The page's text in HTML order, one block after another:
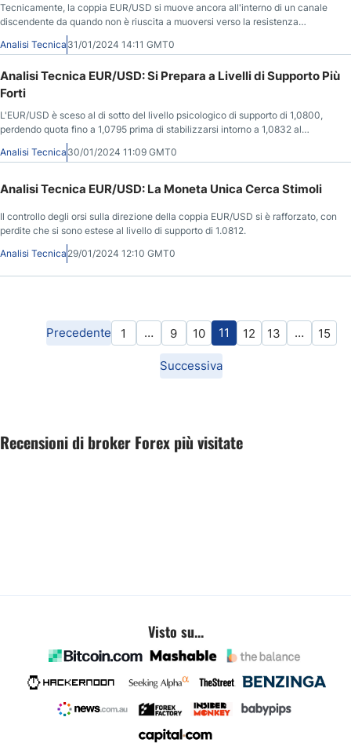
Tecnicamente, la coppia EUR/USD si muove ancora all'interno di un canale
discendente da quando non è riuscita a muoversi verso la resistenza
psicologica di 1.1000.
Analisi Tecnica 31/01/2024 14:11 GMT0
Analisi Tecnica EUR/USD: Si Prepara a Livelli di Supporto Più
Forti
L'EUR/USD è sceso al di sotto del livello psicologico di supporto di 1,0800,
perdendo quota fino a 1,0795 prima di stabilizzarsi intorno a 1,0832 al
momento della scrittura.
Analisi Tecnica 30/01/2024 11:09 GMT0
Analisi Tecnica EUR/USD: La Moneta Unica Cerca Stimoli
Il controllo degli orsi sulla direzione della coppia EUR/USD si è rafforzato, con
perdite che si sono estese al livello di supporto di 1.0812.
Analisi Tecnica 29/01/2024 12:10 GMT0
Precedente 1 … 9 10 11 12 13 … 15
Successiva
Recensioni di broker Forex più visitate
Visto su...